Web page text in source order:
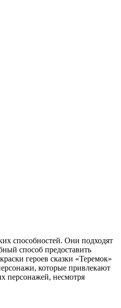
способностей. Они подходят
способ предоставить
героев сказки «Теремок»
которые привлекают
персонажей, несмотря